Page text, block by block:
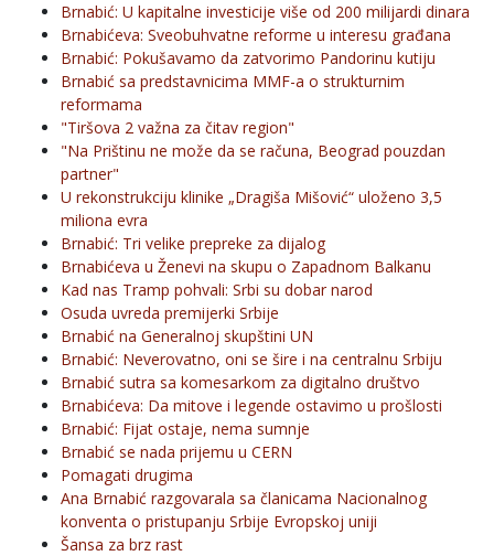
Brnabić: U kapitalne investicije više od 200 milijardi dinara
Brnabićeva: Sveobuhvatne reforme u interesu građana
Brnabić: Pokušavamo da zatvorimo Pandorinu kutiju
Brnabić sa predstavnicima MMF-a o strukturnim
reformama
"Tiršova 2 važna za čitav region"
"Na Prištinu ne može da se računa, Beograd pouzdan
partner"
U rekonstrukciju klinike „Dragiša Mišović“ uloženo 3,5
miliona evra
Brnabić: Tri velike prepreke za dijalog
Brnabićeva u Ženevi na skupu o Zapadnom Balkanu
Kad nas Tramp pohvali: Srbi su dobar narod
Osuda uvreda premijerki Srbije
Brnabić na Generalnoj skupštini UN
Brnabić: Neverovatno, oni se šire i na centralnu Srbiju
Brnabić sutra sa komesarkom za digitalno društvo
Brnabićeva: Da mitove i legende ostavimo u prošlosti
Brnabić: Fijat ostaje, nema sumnje
Brnabić se nada prijemu u CERN
Pomagati drugima
Ana Brnabić razgovarala sa članicama Nacionalnog
konventa o pristupanju Srbije Evropskoj uniji
Šansa za brz rast